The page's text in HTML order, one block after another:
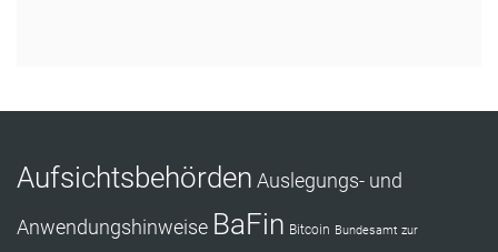
Aufsichtsbehörden Auslegungs- und
Anwendungshinweise BaFin Bitcoin Bundesamt zur